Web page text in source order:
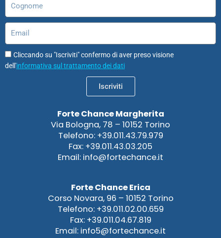
Cliccando su "Iscriviti" confermo di aver preso visione
dell'informativa sul trattamento dei dati
Iscriviti
Forte Chance Margherita
Via Bologna, 78 – 10152 Torino
Telefono: +39.011.43.79.979
Fax: +39.011.43.03.205
Email: info@fortechance.it
Forte Chance Erica
Corso Novara, 96 – 10152 Torino
Telefono: +39.011.02.00.659
Fax: +39.011.04.67.819
Email: info5@fortechance.it